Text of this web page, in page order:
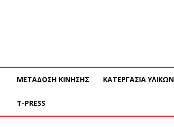
ΜΕΤΑΔΟΣΗ ΚΙΝΗΣΗΣ ΚΑΤΕΡΓΑΣΙΑ ΥΛΙΚΩΝ
T-PRESS